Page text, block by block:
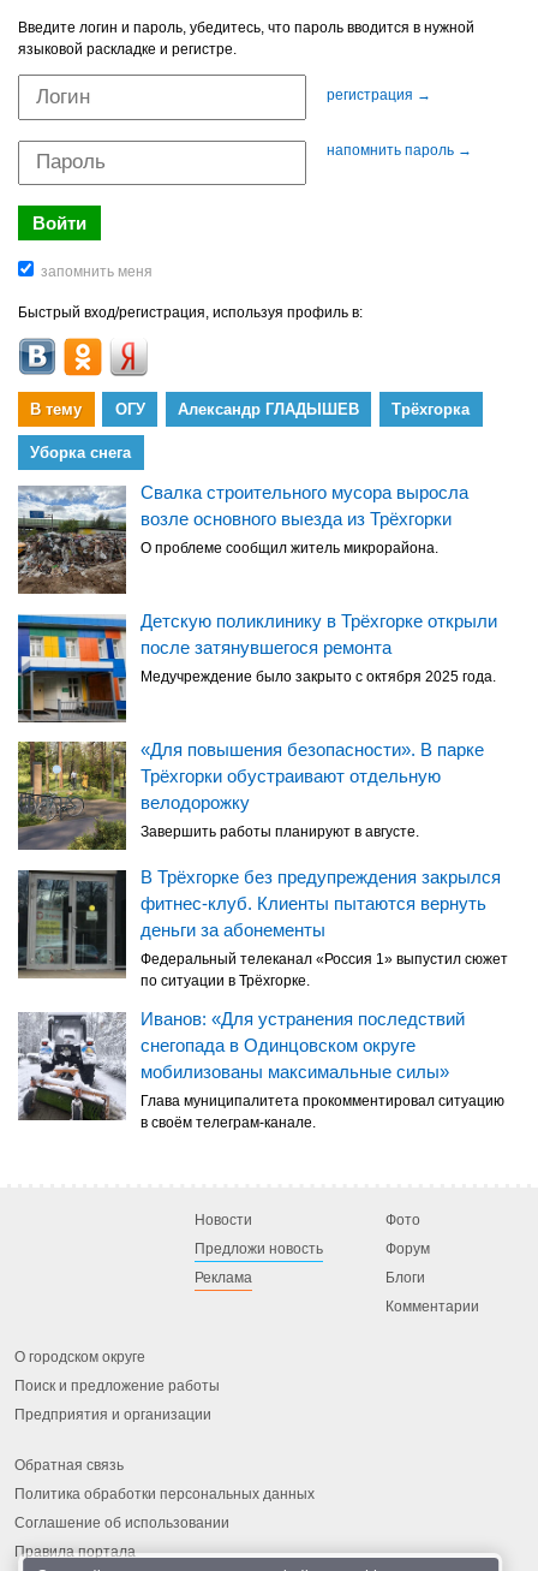
Введите логин и пароль, убедитесь, что пароль вводится в нужной
языковой раскладке и регистре.
регистрация →
напомнить пароль →
Быстрый вход/регистрация, используя профиль в:
В тему ОГУ Александр ГЛАДЫШЕВ Трёхгорка
Уборка снега
Свалка строительного мусора выросла
возле основного выезда из Трёхгорки
О проблеме сообщил житель микрорайона.
Детскую поликлинику в Трёхгорке открыли
после затянувшегося ремонта
Медучреждение было закрыто с октября 2025 года.
«Для повышения безопасности». В парке
Трёхгорки обустраивают отдельную
велодорожку
Завершить работы планируют в августе.
В Трёхгорке без предупреждения закрылся
фитнес-клуб. Клиенты пытаются вернуть
деньги за абонементы
Федеральный телеканал «Россия 1» выпустил сюжет
по ситуации в Трёхгорке.
Иванов: «Для устранения последствий
снегопада в Одинцовском округе
мобилизованы максимальные силы»
Глава муниципалитета прокомментировал ситуацию
в своём телеграм-канале.
Новости
Предложи новость
Реклама
Фото
Форум
Блоги
Комментарии
О городском округе
Поиск и предложение работы
Предприятия и организации
Обратная связь
Политика обработки персональных данных
Соглашение об использовании
Правила портала